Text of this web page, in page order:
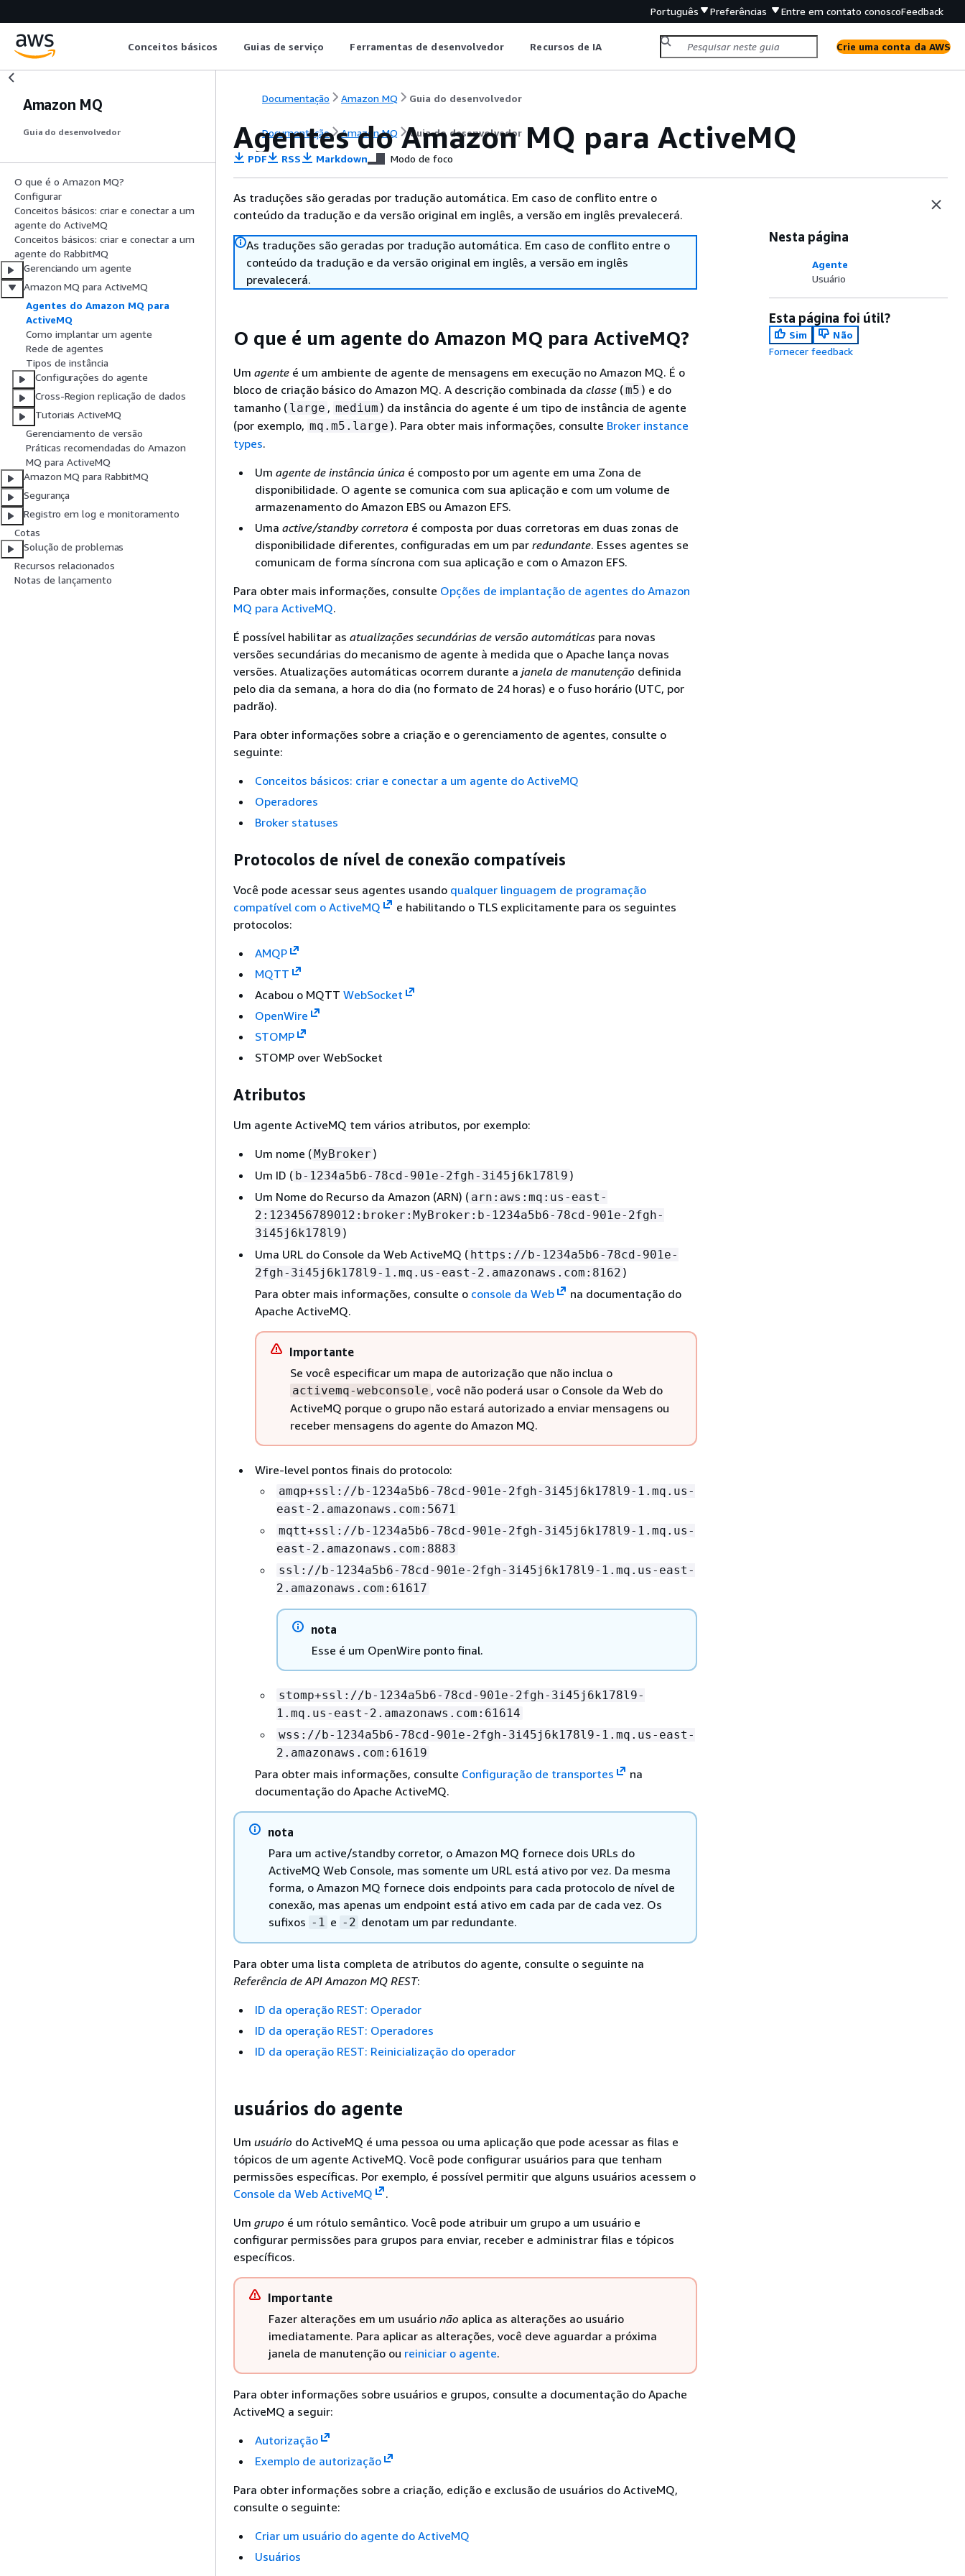
Português Preferências Entre em contato conoscoFeedback
Conceitos básicos Guias de serviço Ferramentas de desenvolvedor Recursos de IA Crie uma conta da AWS
Amazon MQ
Guia do desenvolvedor
O que é o Amazon MQ?
Configurar
Conceitos básicos: criar e conectar a um
agente do ActiveMQ
Conceitos básicos: criar e conectar a um
agente do RabbitMQ
Gerenciando um agente
Amazon MQ para ActiveMQ
Agentes do Amazon MQ para
ActiveMQ
Como implantar um agente
Rede de agentes
Tipos de instância
Configurações do agente
Cross-Region replicação de dados
Tutoriais ActiveMQ
Gerenciamento de versão
Práticas recomendadas do Amazon
MQ para ActiveMQ
Amazon MQ para RabbitMQ
Segurança
Registro em log e monitoramento
Cotas
Solução de problemas
Recursos relacionados
Notas de lançamento
Documentação Amazon MQ Guia do desenvolvedor
Documentação Amazon MQ Guia do desenvolvedor
Agentes do Amazon MQ para ActiveMQ
PDF RSS Markdown Modo de foco
As traduções são geradas por tradução automática. Em caso de conflito entre o
conteúdo da tradução e da versão original em inglês, a versão em inglês prevalecerá.
As traduções são geradas por tradução automática. Em caso de conflito entre o
conteúdo da tradução e da versão original em inglês, a versão em inglês
prevalecerá.
O que é um agente do Amazon MQ para ActiveMQ?
Um agente é um ambiente de agente de mensagens em execução no Amazon MQ. É o
bloco de criação básico do Amazon MQ. A descrição combinada da classe (m5 ) e do
tamanho ( large , medium ) da instância do agente é um tipo de instância de agente
(por exemplo, mq.m5.large ). Para obter mais informações, consulte Broker instance
types.
Um agente de instância única é composto por um agente em uma Zona de
disponibilidade. O agente se comunica com sua aplicação e com um volume de
armazenamento do Amazon EBS ou Amazon EFS.
Uma active/standby corretora é composta por duas corretoras em duas zonas de
disponibilidade diferentes, configuradas em um par redundante. Esses agentes se
comunicam de forma síncrona com sua aplicação e com o Amazon EFS.
Para obter mais informações, consulte Opções de implantação de agentes do Amazon
MQ para ActiveMQ.
É possível habilitar as atualizações secundárias de versão automáticas para novas
versões secundárias do mecanismo de agente à medida que o Apache lança novas
versões. Atualizações automáticas ocorrem durante a janela de manutenção definida
pelo dia da semana, a hora do dia (no formato de 24 horas) e o fuso horário (UTC, por
padrão).
Para obter informações sobre a criação e o gerenciamento de agentes, consulte o
seguinte:
Conceitos básicos: criar e conectar a um agente do ActiveMQ
Operadores
Broker statuses
Protocolos de nível de conexão compatíveis
Você pode acessar seus agentes usando qualquer linguagem de programação
compatível com o ActiveMQ
e habilitando o TLS explicitamente para os seguintes
protocolos:
AMQP
MQTT
Acabou o MQTT WebSocket
OpenWire
STOMP
STOMP over WebSocket
Atributos
Um agente ActiveMQ tem vários atributos, por exemplo:
Um nome (MyBroker )
Um ID ( b-1234a5b6-78cd-901e-2fgh-3i45j6k178l9 )
Um Nome do Recurso da Amazon (ARN) ( arn:aws:mq:us-east-
2:123456789012:broker:MyBroker:b-1234a5b6-78cd-901e-2fgh-
3i45j6k178l9 )
Uma URL do Console da Web ActiveMQ ( https://b-1234a5b6-78cd-901e-
2fgh-3i45j6k178l9-1.mq.us-east-2.amazonaws.com:8162 )
Para obter mais informações, consulte o console da Web
na documentação do
Apache ActiveMQ.
Importante
Se você especificar um mapa de autorização que não inclua o
activemq-webconsole , você não poderá usar o Console da Web do
ActiveMQ porque o grupo não estará autorizado a enviar mensagens ou
receber mensagens do agente do Amazon MQ.
Wire-level pontos finais do protocolo:
amqp+ssl://b-1234a5b6-78cd-901e-2fgh-3i45j6k178l9-1.mq.us-
east-2.amazonaws.com:5671
mqtt+ssl://b-1234a5b6-78cd-901e-2fgh-3i45j6k178l9-1.mq.us-
east-2.amazonaws.com:8883
ssl://b-1234a5b6-78cd-901e-2fgh-3i45j6k178l9-1.mq.us-east-
2.amazonaws.com:61617
nota
Esse é um OpenWire ponto final.
stomp+ssl://b-1234a5b6-78cd-901e-2fgh-3i45j6k178l9-
1.mq.us-east-2.amazonaws.com:61614
wss://b-1234a5b6-78cd-901e-2fgh-3i45j6k178l9-1.mq.us-east-
2.amazonaws.com:61619
Para obter mais informações, consulte Configuração de transportes
na
documentação do Apache ActiveMQ.
nota
Para um active/standby corretor, o Amazon MQ fornece dois URLs do
ActiveMQ Web Console, mas somente um URL está ativo por vez. Da mesma
forma, o Amazon MQ fornece dois endpoints para cada protocolo de nível de
conexão, mas apenas um endpoint está ativo em cada par de cada vez. Os
sufixos -1 e -2 denotam um par redundante.
Para obter uma lista completa de atributos do agente, consulte o seguinte na
Referência de API Amazon MQ REST:
ID da operação REST: Operador
ID da operação REST: Operadores
ID da operação REST: Reinicialização do operador
usuários do agente
Um usuário do ActiveMQ é uma pessoa ou uma aplicação que pode acessar as filas e
tópicos de um agente ActiveMQ. Você pode configurar usuários para que tenham
permissões específicas. Por exemplo, é possível permitir que alguns usuários acessem o
Console da Web ActiveMQ
.
Um grupo é um rótulo semântico. Você pode atribuir um grupo a um usuário e
configurar permissões para grupos para enviar, receber e administrar filas e tópicos
específicos.
Importante
Fazer alterações em um usuário não aplica as alterações ao usuário
imediatamente. Para aplicar as alterações, você deve aguardar a próxima
janela de manutenção ou reiniciar o agente.
Para obter informações sobre usuários e grupos, consulte a documentação do Apache
ActiveMQ a seguir:
Autorização
Exemplo de autorização
Para obter informações sobre a criação, edição e exclusão de usuários do ActiveMQ,
consulte o seguinte:
Criar um usuário do agente do ActiveMQ
Usuários
Nesta página
Agente
Usuário
Esta página foi útil?
Sim
Não
Fornecer feedback